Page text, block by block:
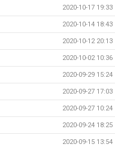
2020-10-17 19:33
2020-10-14 18:43
2020-10-12 20:13
2020-10-02 10:36
2020-09-29 15:24
2020-09-27 17:03
2020-09-27 10:24
2020-09-24 18:25
2020-09-15 13:54